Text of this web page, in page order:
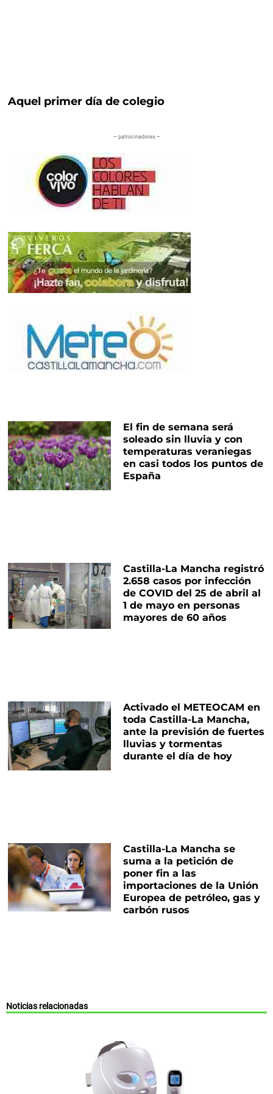
Aquel primer día de colegio
– patrocinadores –
El fin de semana será
soleado sin lluvia y con
temperaturas veraniegas
en casi todos los puntos de
España
Castilla-La Mancha registró
2.658 casos por infección
de COVID del 25 de abril al
1 de mayo en personas
mayores de 60 años
Activado el METEOCAM en
toda Castilla-La Mancha,
ante la previsión de fuertes
lluvias y tormentas
durante el día de hoy
Castilla-La Mancha se
suma a la petición de
poner fin a las
importaciones de la Unión
Europea de petróleo, gas y
carbón rusos
Noticias relacionadas